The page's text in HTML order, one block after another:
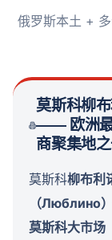
俄罗斯本土 +
莫斯科柳
—— 欧洲
商聚集地
莫斯科柳布利
（Люблино）
莫斯科大市场